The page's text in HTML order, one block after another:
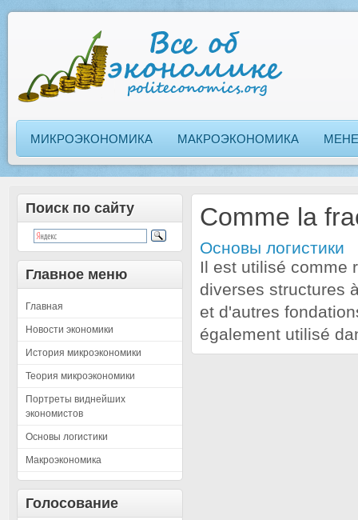
МИКРОЭКОНОМИКА МАКРОЭКОНОМИКА
Поиск по сайту
Главное меню
Главная
Новости экономики
История микроэкономики
Теория микроэкономики
Портреты виднейших
экономистов
Основы логистики
Макроэкономика
Голосование
Comme la
Основы логистики
Il est utilisé comme
diverses structures
et d'autres
également utilisé